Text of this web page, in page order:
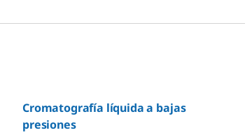
Cromatografía líquida a bajas
presiones